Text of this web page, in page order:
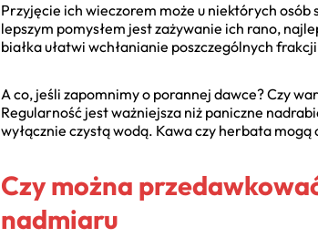
Przyjęcie ich wieczorem może u niektórych
lepszym pomysłem jest zażywanie ich rano,
białka ułatwi wchłanianie poszczególnych
A co, jeśli zapomnimy o porannej dawce? Czy
Regularność jest ważniejsza niż paniczne
wyłącznie czystą wodą. Kawa czy herbata
Czy można
nadmiaru